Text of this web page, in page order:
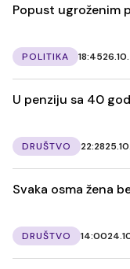
Popust ugroženim
POLITIKA 18:45
U penziju sa 40
DRUŠTVO 22:28
Svaka osma žena
DRUŠTVO 14:00